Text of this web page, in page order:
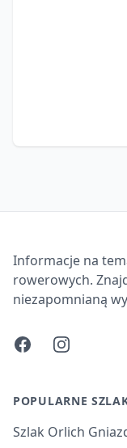
Informacje na
rowerowych.
niezapomnianą
FacebookInstagram
POPULARNE
Szlak Orlich